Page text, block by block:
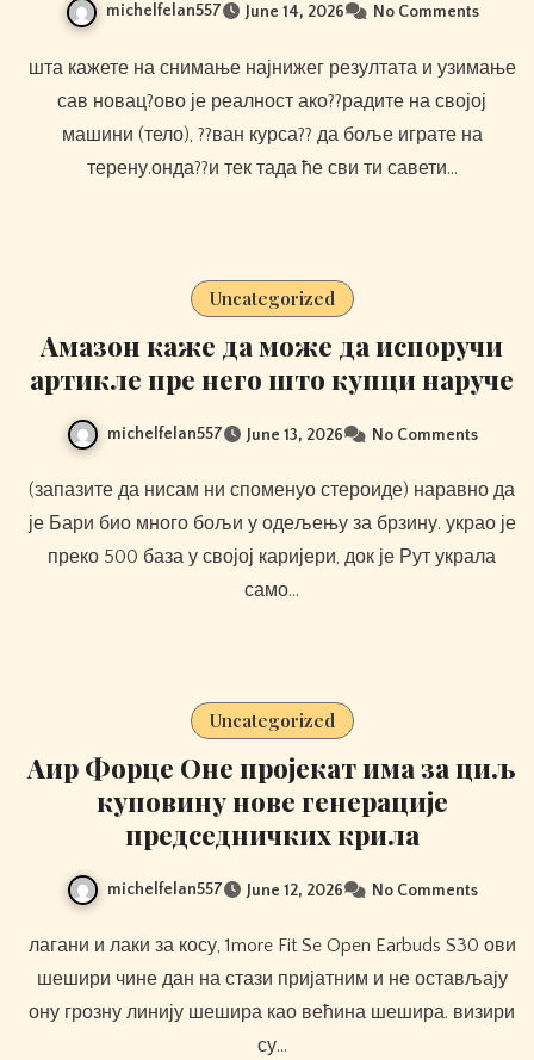
michelfelan557 June 14, 2026 No Comments
шта кажете на снимање најнижег резултата и узимање
сав новац?ово је реалност ако??радите на својој
машини (тело), ​​??ван курса?? да боље играте на
терену.онда??и тек тада ће сви ти савети…
Uncategorized
Амазон каже да може да испоручи
артикле пре него што купци наруче
michelfelan557 June 13, 2026 No Comments
(запазите да нисам ни споменуо стероиде) наравно да
је Бари био много бољи у одељењу за брзину. украо је
преко 500 база у својој каријери, док је Рут украла
само…
Uncategorized
Аир Форце Оне пројекат има за циљ
куповину нове генерације
председничких крила
michelfelan557 June 12, 2026 No Comments
лагани и лаки за косу, 1more Fit Se Open Earbuds S30 ови
шешири чине дан на стази пријатним и не остављају
ону грозну линију шешира као већина шешира. визири
су…